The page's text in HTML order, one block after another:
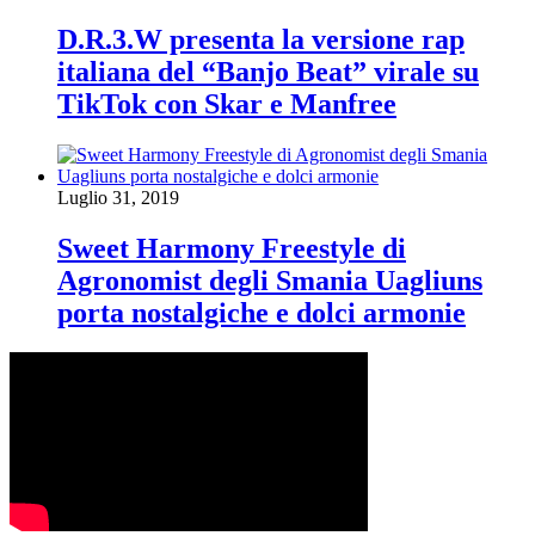
D.R.3.W presenta la versione rap
italiana del “Banjo Beat” virale su
TikTok con Skar e Manfree
Luglio 31, 2019
Sweet Harmony Freestyle di
Agronomist degli Smania Uagliuns
porta nostalgiche e dolci armonie